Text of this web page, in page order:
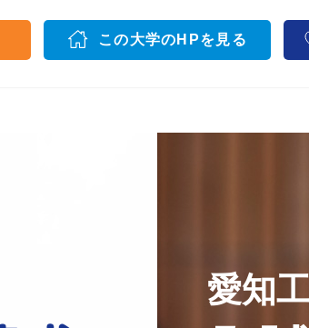
この大学のHPを見る
愛知